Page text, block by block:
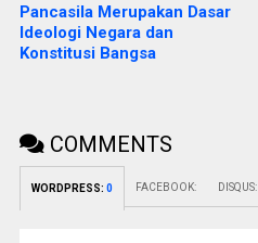
Pancasila Merupakan Dasar
Ideologi Negara dan
Konstitusi Bangsa
COMMENTS
WORDPRESS: 0 FACEBOOK: DISQUS: